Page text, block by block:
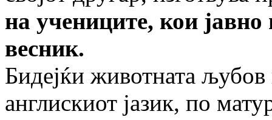
на учениците, кои јавно
весник.
Бидејќи животната
англискиот јазик, по